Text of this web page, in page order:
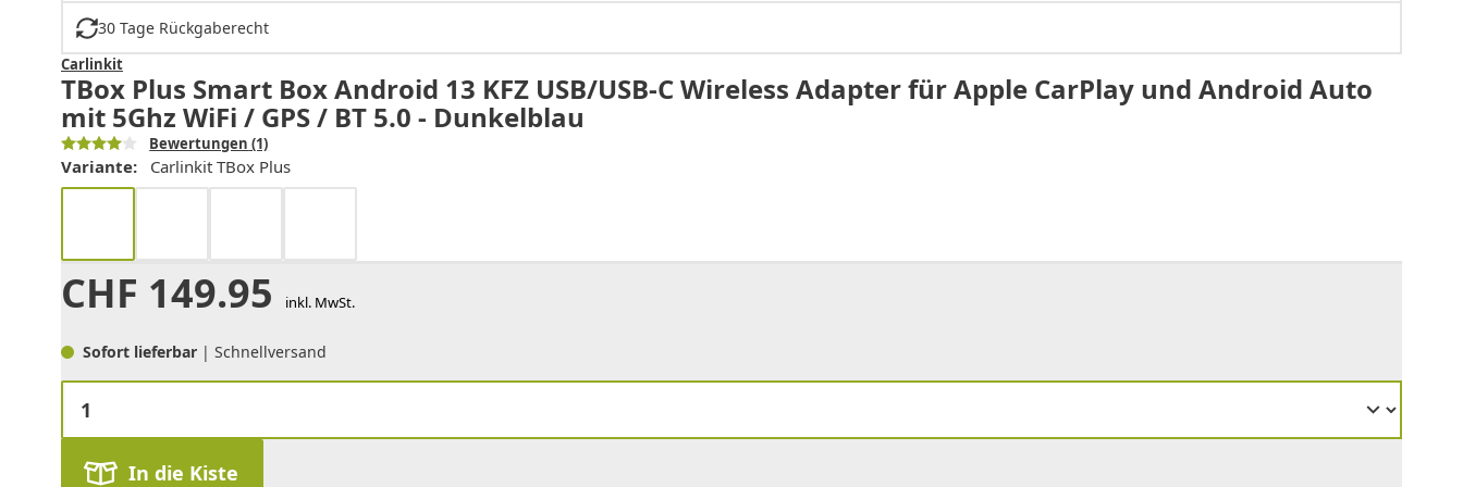
30 Tage Rückgaberecht
Carlinkit
TBox Plus Smart Box Android 13 KFZ USB/USB-C Wireless Adapter für Apple CarPlay und Android Auto
mit 5Ghz WiFi / GPS / BT 5.0 - Dunkelblau
Bewertungen (1)
Variante: Carlinkit TBox Plus
CHF 149.95 inkl. MwSt.
Sofort lieferbar | Schnellversand
In die Kiste